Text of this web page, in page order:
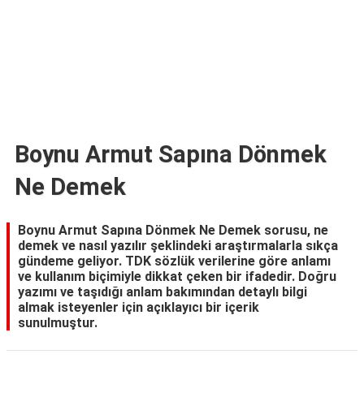
Boynu Armut Sapına Dönmek
Ne Demek
Boynu Armut Sapına Dönmek Ne Demek sorusu, ne
demek ve nasıl yazılır şeklindeki araştırmalarla sıkça
gündeme geliyor. TDK sözlük verilerine göre anlamı
ve kullanım biçimiyle dikkat çeken bir ifadedir. Doğru
yazımı ve taşıdığı anlam bakımından detaylı bilgi
almak isteyenler için açıklayıcı bir içerik
sunulmuştur.